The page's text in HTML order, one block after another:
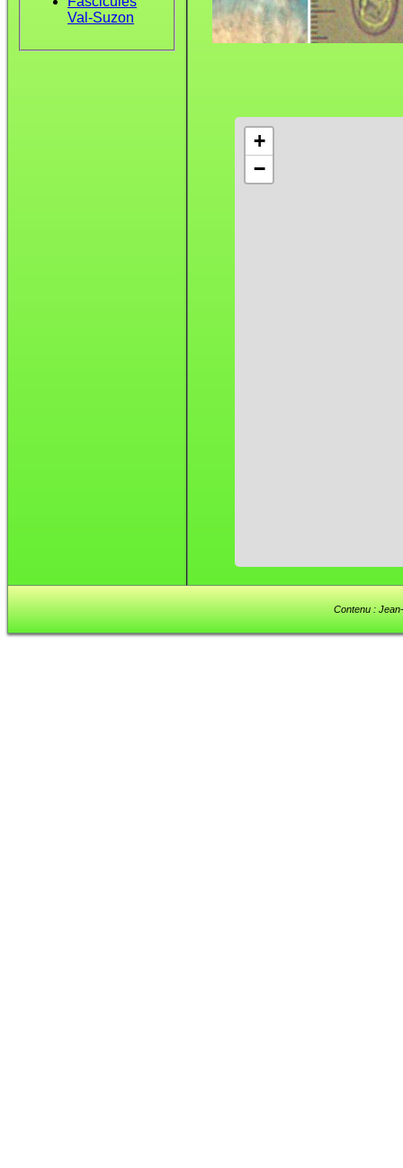
Val-Suzon
+
−
Contenu :